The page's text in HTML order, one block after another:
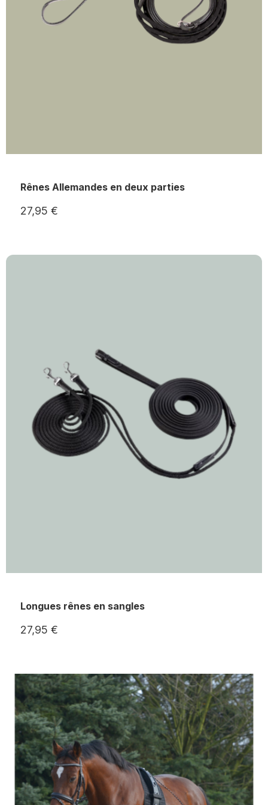
Rênes Allemandes en deux parties
27,95 €
Longues rênes en sangles
27,95 €